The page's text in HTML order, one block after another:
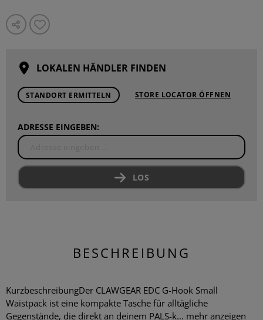
LOKALEN HÄNDLER FINDEN
STANDORT ERMITTELN STORE LOCATOR ÖFFNEN
ADRESSE EINGEBEN:
LOS
BESCHREIBUNG
KurzbeschreibungDer CLAWGEAR EDC G-Hook Small
Waistpack ist eine kompakte Tasche für alltägliche
Gegenstände, die direkt an deinem PALS-k... mehr anzeigen